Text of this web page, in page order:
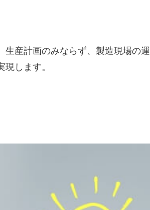
産計画のみならず、製造現場の
します。